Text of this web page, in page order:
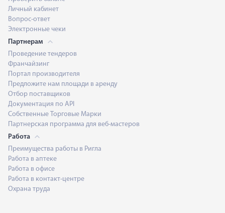
Личный кабинет
Вопрос-ответ
Электронные чеки
Партнерам
Проведение тендеров
Франчайзинг
Портал производителя
Предложите нам площади в аренду
Отбор поставщиков
Документация по API
Собственные Торговые Марки
Партнерская программа для веб-мастеров
Работа
Преимущества работы в Ригла
Работа в аптеке
Работа в офисе
Работа в контакт-центре
Охрана труда